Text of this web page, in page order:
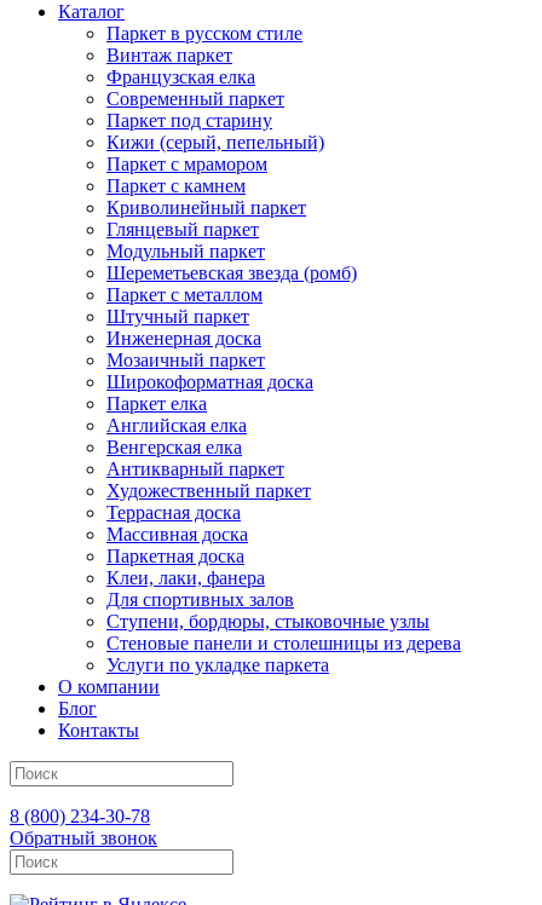
Каталог
Паркет в русском стиле
Винтаж паркет
Французская елка
Современный паркет
Паркет под старину
Кижи (серый, пепельный)
Паркет с мрамором
Паркет с камнем
Криволинейный паркет
Глянцевый паркет
Модульный паркет
Шереметьевская звезда (ромб)
Паркет с металлом
Штучный паркет
Инженерная доска
Мозаичный паркет
Широкоформатная доска
Паркет елка
Английская елка
Венгерская елка
Антикварный паркет
Художественный паркет
Террасная доска
Массивная доска
Паркетная доска
Клеи, лаки, фанера
Для спортивных залов
Ступени, бордюры, стыковочные узлы
Стеновые панели и столешницы из дерева
Услуги по укладке паркета
О компании
Блог
Контакты
8 (800) 234-30-78
Обратный звонок